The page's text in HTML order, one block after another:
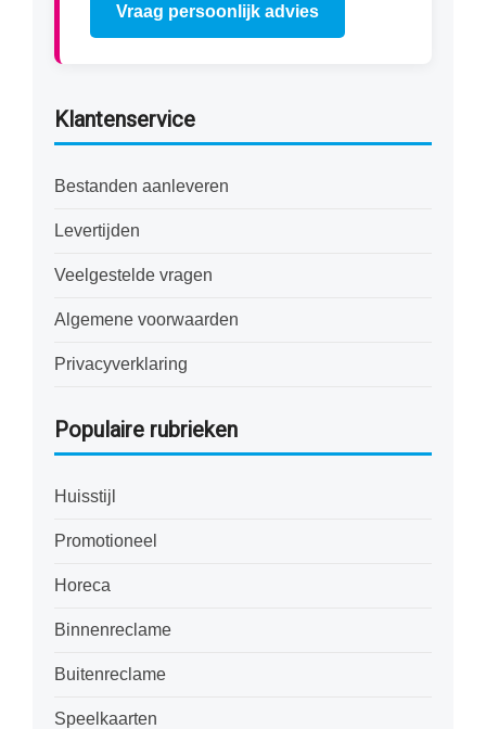
Vraag persoonlijk advies
Klantenservice
Bestanden aanleveren
Levertijden
Veelgestelde vragen
Algemene voorwaarden
Privacyverklaring
Populaire rubrieken
Huisstijl
Promotioneel
Horeca
Binnenreclame
Buitenreclame
Speelkaarten